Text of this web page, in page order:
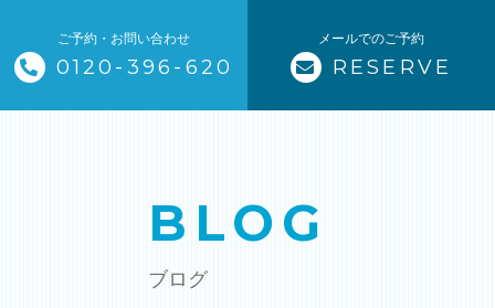
ご予約・お問い合わせ
0120-396-620
メールでのご予約
RESERVE
トップページ
BLOG
ブログ